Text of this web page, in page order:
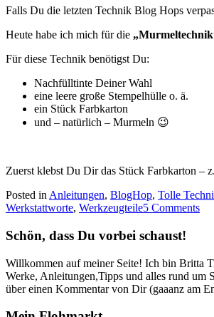
Falls Du die letzten Technik Blog Hops
Heute habe ich mich für die
Für diese Technik benötigst Du:
Nachfülltinte Deiner Wahl
eine leere große Stempelhülle o. ä.
ein Stück Farbkarton
und – natürlich – Murmeln 😉
Zuerst klebst Du Dir das Stück Farbkarton
Posted in Anleitungen, BlogHop, Tolle
Werkstattworte, Werkzeugteile5 Comments
Schön, dass Du vorbei schaust!
Willkommen auf meiner Seite! Ich bin Britta
Werke, Anleitungen,Tipps und alles rund um
über einen Kommentar von Dir (gaaanz am